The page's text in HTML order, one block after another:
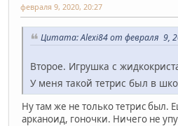
февраля 9, 2020, 20:27
Цитата: Alexi84 от февраля 9,
Второе. Игрушка с
У меня такой тетрис был в
Ну там же не только тетрис был.
арканоид, гоночки. Ничего не